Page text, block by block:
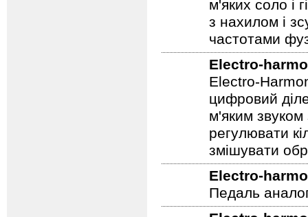
м'яких соло і
з нахилом і
частотами
Electro-
Electro-
цифровий
м'яким
регулювати
змішувати
Electro-
Педаль